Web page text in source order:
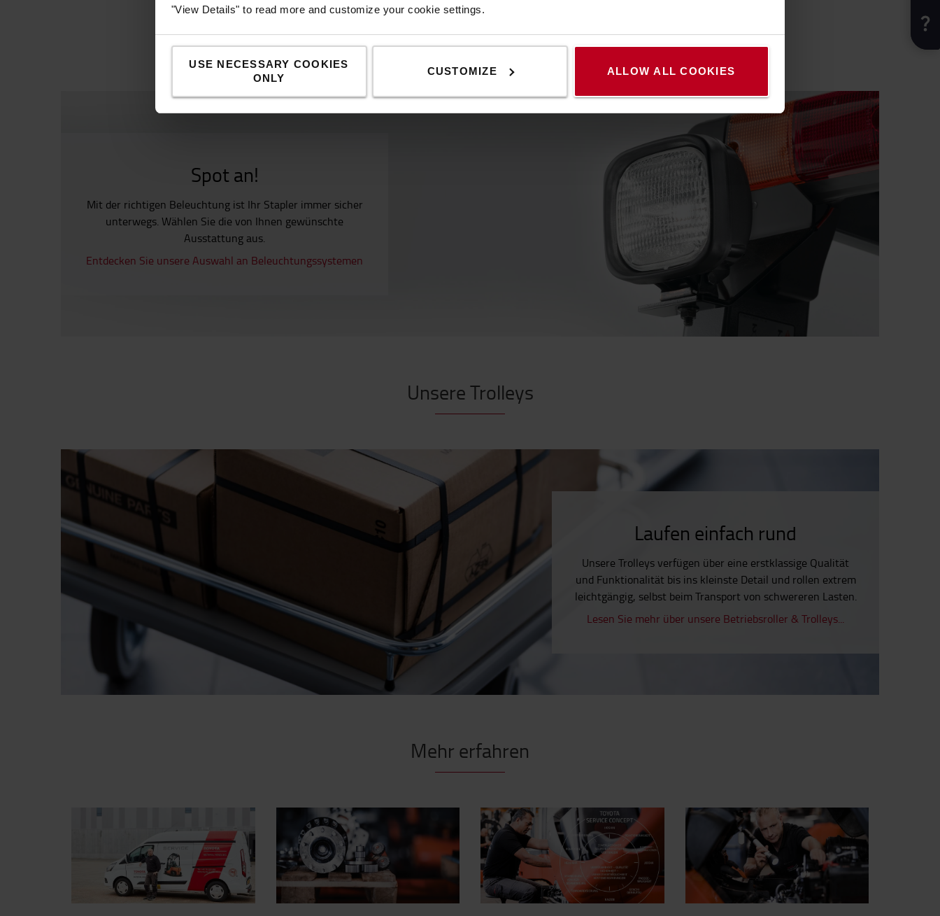
"View Details" to read more and customize your cookie settings.
USE NECESSARY COOKIES
ONLY
CUSTOMIZE ALLOW ALL COOKIES
Beleuchtungssysteme
Spot an!
Mit der richtigen Beleuchtung ist Ihr Stapler immer sicher
unterwegs. Wählen Sie die von Ihnen gewünschte
Ausstattung aus.
Entdecken Sie unsere Auswahl an Beleuchtungssystemen
Unsere Trolleys
Laufen einfach rund
Unsere Trolleys verfügen über eine erstklassige Qualität
und Funktionalität bis ins kleinste Detail und rollen extrem
leichtgängig, selbst beim Transport von schwereren Lasten.
Lesen Sie mehr über unsere Betriebsroller & Trolleys...
Mehr erfahren